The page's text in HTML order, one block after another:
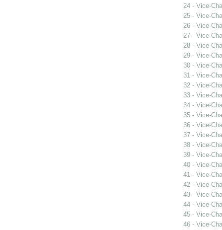
24 - Vice-
25 - Vice-
26 - Vice-
27 - Vice-
28 - Vice-
29 - Vice-
30 - Vice-
31 - Vice-
32 - Vice-
33 - Vice-
34 - Vice-
35 - Vice-
36 - Vice-
37 - Vice-
38 - Vice-
39 - Vice-
40 - Vice-
41 - Vice-
42 - Vice-
43 - Vice-
44 - Vice-
45 - Vice-
46 - Vice-